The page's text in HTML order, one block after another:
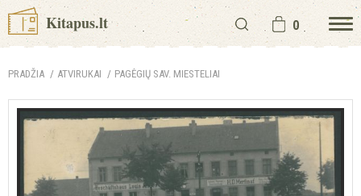
Kitapus.lt 0
PRADŽIA ATVIRUKAI PAGĖGIŲ SAV. MIESTELIAI